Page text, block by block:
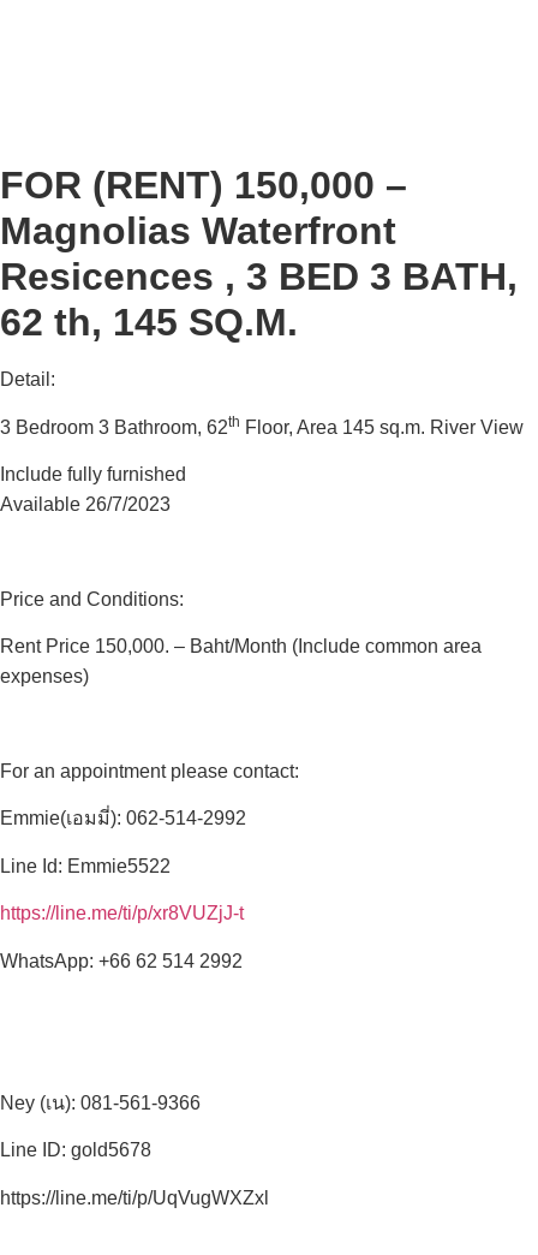
FOR (RENT) 150,000 –
Magnolias Waterfront
Resicences , 3 BED 3 BATH,
62 th, 145 SQ.M.
Detail:
3 Bedroom 3 Bathroom, 62th Floor, Area 145 sq.m. River View
Include fully furnished
Available 26/7/2023
Price and Conditions:
Rent Price 150,000. – Baht/Month (Include common area
expenses)
For an appointment please contact:
Emmie(เอมมี่): 062-514-2992
Line Id: Emmie5522
https://line.me/ti/p/xr8VUZjJ-t
WhatsApp: +66 62 514 2992
Ney (เน): 081-561-9366
Line ID: gold5678
https://line.me/ti/p/UqVugWXZxl